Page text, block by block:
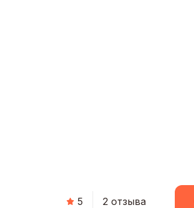
5 2 отзыва